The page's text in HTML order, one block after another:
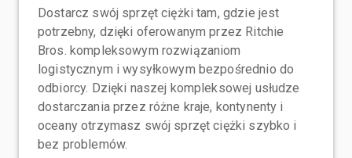
Dostarcz swój sprzęt ciężki tam, gdzie jest
potrzebny, dzięki oferowanym przez Ritchie
Bros. kompleksowym rozwiązaniom
logistycznym i wysyłkowym bezpośrednio do
odbiorcy. Dzięki naszej kompleksowej usłudze
dostarczania przez różne kraje, kontynenty i
oceany otrzymasz swój sprzęt ciężki szybko i
bez problemów.